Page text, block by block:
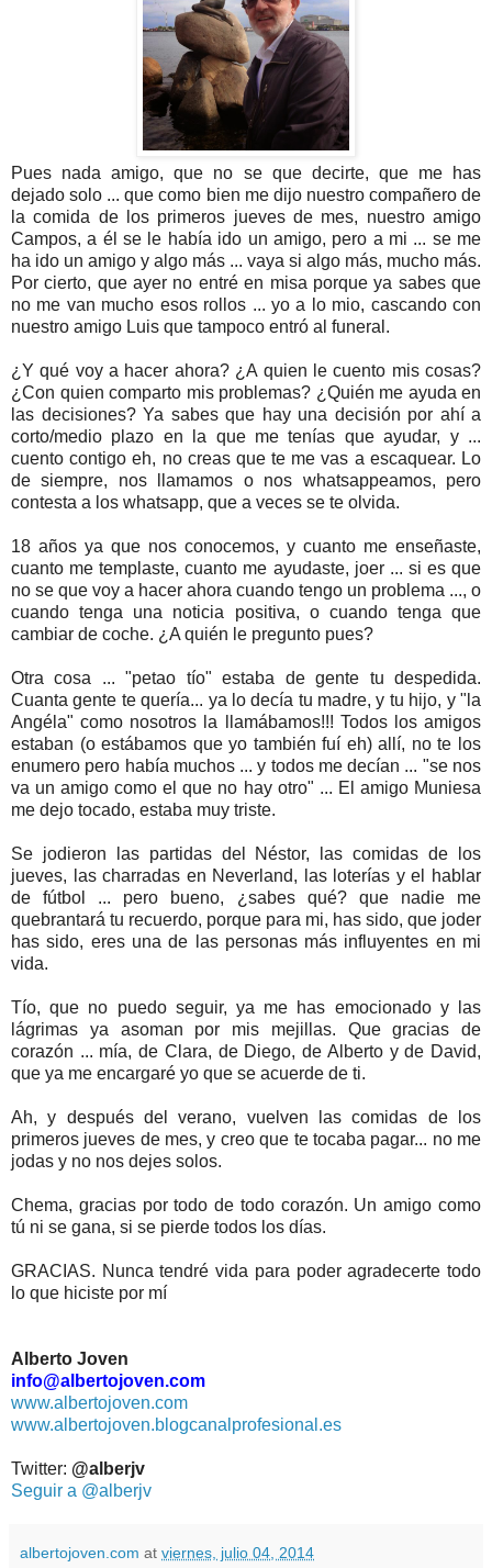
Pues nada amigo, que no se que decirte, que me has
dejado solo ... que como bien me dijo nuestro compañero de
la comida de los primeros jueves de mes, nuestro amigo
Campos, a él se le había ido un amigo, pero a mi ... se me
ha ido un amigo y algo más ... vaya si algo más, mucho más.
Por cierto, que ayer no entré en misa porque ya sabes que
no me van mucho esos rollos ... yo a lo mio, cascando con
nuestro amigo Luis que tampoco entró al funeral.
¿Y qué voy a hacer ahora? ¿A quien le cuento mis cosas?
¿Con quien comparto mis problemas? ¿Quién me ayuda en
las decisiones? Ya sabes que hay una decisión por ahí a
corto/medio plazo en la que me tenías que ayudar, y ...
cuento contigo eh, no creas que te me vas a escaquear. Lo
de siempre, nos llamamos o nos whatsappeamos, pero
contesta a los whatsapp, que a veces se te olvida.
18 años ya que nos conocemos, y cuanto me enseñaste,
cuanto me templaste, cuanto me ayudaste, joer ... si es que
no se que voy a hacer ahora cuando tengo un problema ..., o
cuando tenga una noticia positiva, o cuando tenga que
cambiar de coche. ¿A quién le pregunto pues?
Otra cosa ... "petao tío" estaba de gente tu despedida.
Cuanta gente te quería... ya lo decía tu madre, y tu hijo, y "la
Angéla" como nosotros la llamábamos!!! Todos los amigos
estaban (o estábamos que yo también fuí eh) allí, no te los
enumero pero había muchos ... y todos me decían ... "se nos
va un amigo como el que no hay otro" ... El amigo Muniesa
me dejo tocado, estaba muy triste.
Se jodieron las partidas del Néstor, las comidas de los
jueves, las charradas en Neverland, las loterías y el hablar
de fútbol ... pero bueno, ¿sabes qué? que nadie me
quebrantará tu recuerdo, porque para mi, has sido, que joder
has sido, eres una de las personas más influyentes en mi
vida.
Tío, que no puedo seguir, ya me has emocionado y las
lágrimas ya asoman por mis mejillas. Que gracias de
corazón ... mía, de Clara, de Diego, de Alberto y de David,
que ya me encargaré yo que se acuerde de ti.
Ah, y después del verano, vuelven las comidas de los
primeros jueves de mes, y creo que te tocaba pagar... no me
jodas y no nos dejes solos.
Chema, gracias por todo de todo corazón. Un amigo como
tú ni se gana, si se pierde todos los días.
GRACIAS. Nunca tendré vida para poder agradecerte todo
lo que hiciste por mí
Alberto Joven
info@albertojoven.com
www.albertojoven.com
www.albertojoven.blogcanalprofesional.es
Twitter: @alberjv
Seguir a @alberjv
albertojoven.com at viernes, julio 04, 2014